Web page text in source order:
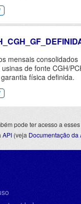
mensais consolidados
de fonte CGH/
física definida.
pode ter acesso a
API (veja Documentação da